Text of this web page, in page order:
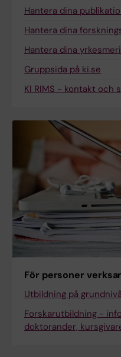
Hantera dina
Hantera dina
Hantera dina
Gruppsida på ki.se
KI RIMS - kontakt och
För personer
Utbildning på
Forskarutbildning -
doktorander,